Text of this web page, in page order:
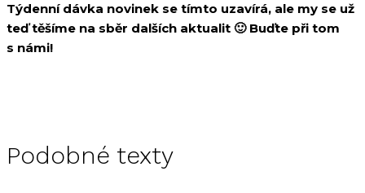
Týdenní dávka novinek se tímto uzavírá, ale my se už
teď těšíme na sběr dalších aktualit 🙂Buďte při tom
s námi!
Podobné texty